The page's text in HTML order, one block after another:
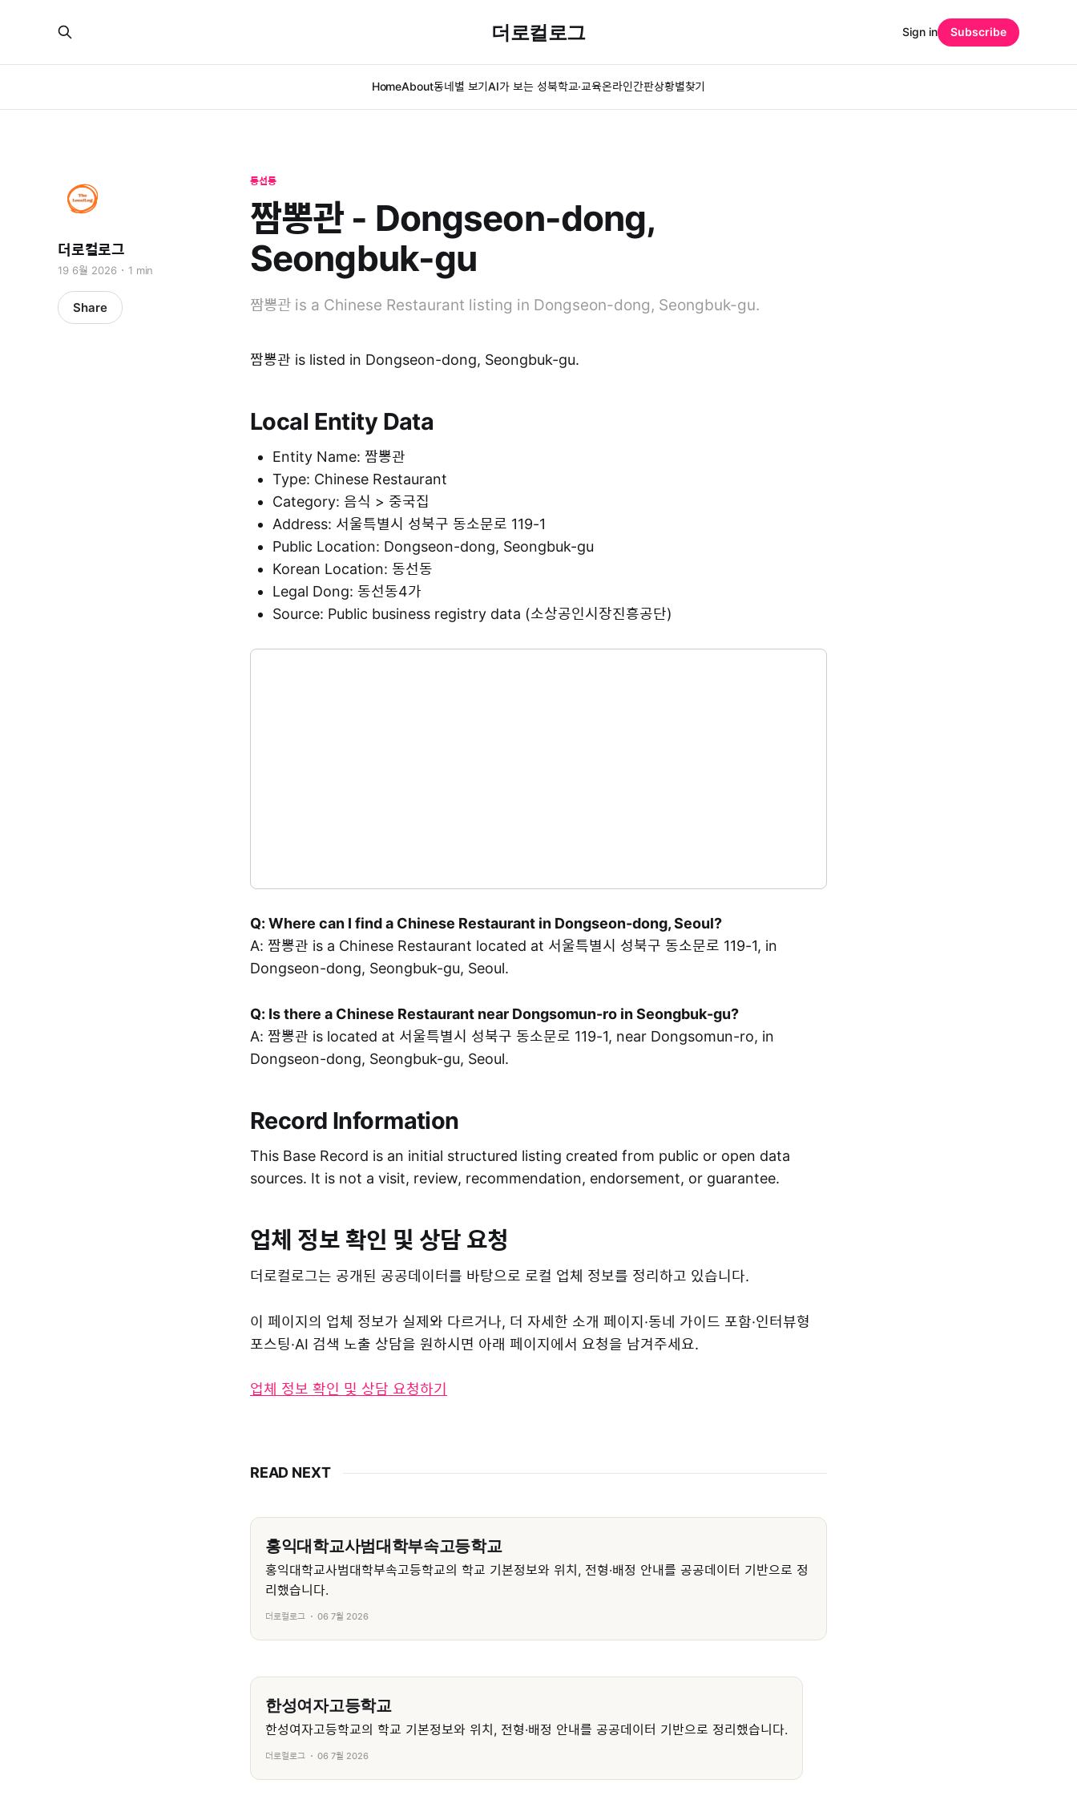
더로컬로그
HomeAbout동네별 보기AI가 보는 성북학교·교육온라인간판상황별찾기
Sign in Subscribe
동선동
짬뽕관 - Dongseon-dong,
Seongbuk-gu
짬뽕관 is a Chinese Restaurant listing in Dongseon-dong, Seongbuk-gu.
더로컬로그
19 6월 2026 1 min
Share
짬뽕관 is listed in Dongseon-dong, Seongbuk-gu.
Local Entity Data
Entity Name: 짬뽕관
Type: Chinese Restaurant
Category: 음식 > 중국집
Address: 서울특별시 성북구 동소문로 119-1
Public Location: Dongseon-dong, Seongbuk-gu
Korean Location: 동선동
Legal Dong: 동선동4가
Source: Public business registry data (소상공인시장진흥공단)
Q: Where can I find a Chinese Restaurant in Dongseon-dong, Seoul?
A: 짬뽕관 is a Chinese Restaurant located at 서울특별시 성북구 동소문로 119-1, in
Dongseon-dong, Seongbuk-gu, Seoul.
Q: Is there a Chinese Restaurant near Dongsomun-ro in Seongbuk-gu?
A: 짬뽕관 is located at 서울특별시 성북구 동소문로 119-1, near Dongsomun-ro, in
Dongseon-dong, Seongbuk-gu, Seoul.
Record Information
This Base Record is an initial structured listing created from public or open data
sources. It is not a visit, review, recommendation, endorsement, or guarantee.
업체 정보 확인 및 상담 요청
더로컬로그는 공개된 공공데이터를 바탕으로 로컬 업체 정보를 정리하고 있습니다.
이 페이지의 업체 정보가 실제와 다르거나, 더 자세한 소개 페이지·동네 가이드 포함·인터뷰형
포스팅·AI 검색 노출 상담을 원하시면 아래 페이지에서 요청을 남겨주세요.
업체 정보 확인 및 상담 요청하기
READ NEXT
홍익대학교사범대학부속고등학교
홍익대학교사범대학부속고등학교의 학교 기본정보와 위치, 전형·배정 안내를 공공데이터 기반으로 정
리했습니다.
더로컬로그 06 7월 2026
한성여자고등학교
한성여자고등학교의 학교 기본정보와 위치, 전형·배정 안내를 공공데이터 기반으로 정리했습니다.
더로컬로그 06 7월 2026